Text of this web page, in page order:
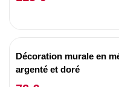
Décoration murale en
argenté et doré